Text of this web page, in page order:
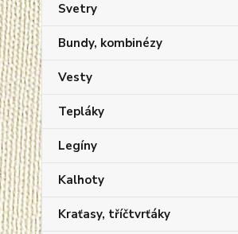
Svetry
Bundy, kombinézy
Vesty
Tepláky
Legíny
Kalhoty
Kraťasy, tříčtvrťáky